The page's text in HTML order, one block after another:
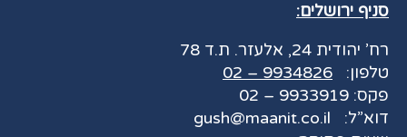
סניף ירושלים:
רח’ יהודית 24, אלעזר. ת.ד 78
טלפון:
9934826 – 02
פקס: 9933919 – 02
דוא”ל: